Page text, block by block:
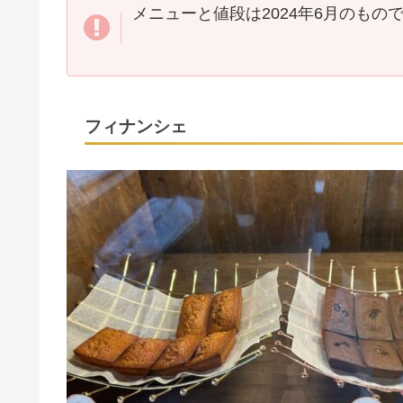
メニューと値段は2024年6月のもの
フィナンシェ